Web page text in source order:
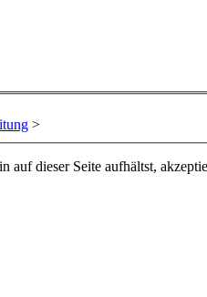
>
dieser Seite aufhältst,